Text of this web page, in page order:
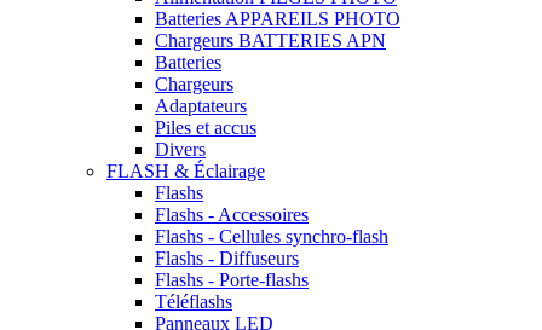
Batteries APPAREILS PHOTO
Chargeurs BATTERIES APN
Batteries
Chargeurs
Adaptateurs
Piles et accus
Divers
FLASH & Éclairage
Flashs
Flashs - Accessoires
Flashs - Cellules synchro-flash
Flashs - Diffuseurs
Flashs - Porte-flashs
Téléflashs
Panneaux LED